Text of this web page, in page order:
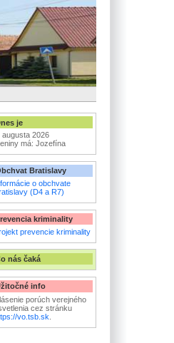
je
augusta 2026
má: Jozefína
Bratislavy
o obchvate
(D4 a R7)
kriminality
prevencie kriminality
nás čaká
info
porúch verejného
cez stránku
vo.tsb.sk